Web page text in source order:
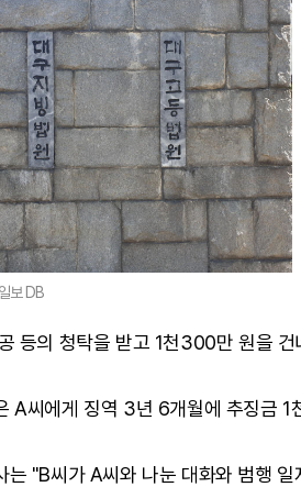
보 DB
등의 청탁을 받고 1천300만 원을 건
A씨에게 징역 3년 6개월에 추징금
는 "B씨가 A씨와 나눈 대화와 범행